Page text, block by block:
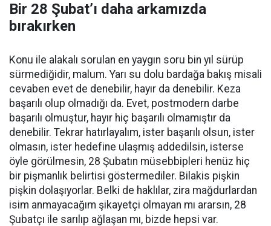
Bir 28 Şubat’ı daha arkamızda
bırakırken
Konu ile alakalı sorulan en yaygın soru bin yıl sürüp
sürmediğidir, malum. Yarı su dolu bardağa bakış misali
cevaben evet de denebilir, hayır da denebilir. Keza
başarılı olup olmadığı da. Evet, postmodern darbe
başarılı olmuştur, hayır hiç başarılı olmamıştır da
denebilir. Tekrar hatırlayalım, ister başarılı olsun, ister
olmasın, ister hedefine ulaşmış addedilsin, isterse
öyle görülmesin, 28 Şubatın müsebbipleri henüz hiç
bir pişmanlık belirtisi göstermediler. Bilakis pişkin
pişkin dolaşıyorlar. Belki de haklılar, zira mağdurlardan
isim anmayacağım şikayetçi olmayan mı ararsın, 28
Şubatçı ile sarılıp ağlaşan mı, bizde hepsi var.